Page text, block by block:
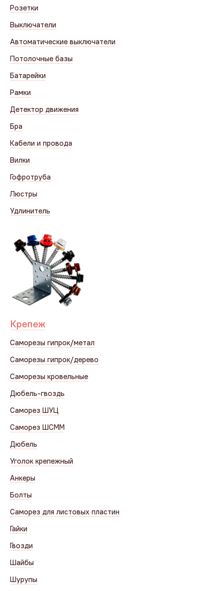
Розетки
Выключатели
Автоматические выключатели
Потолочные базы
Батарейки
Рамки
Детектор движения
Бра
Кабели и провода
Вилки
Гофротруба
Люстры
Удлинитель
Крепеж
Саморезы гипрок/метал
Саморезы гипрок/дерево
Саморезы кровельные
Дюбель-гвоздь
Саморез ШУЦ
Саморез ШСММ
Дюбель
Уголок крепежный
Анкеры
Болты
Саморез для листовых пластин
Гайки
Гвозди
Шайбы
Шурупы